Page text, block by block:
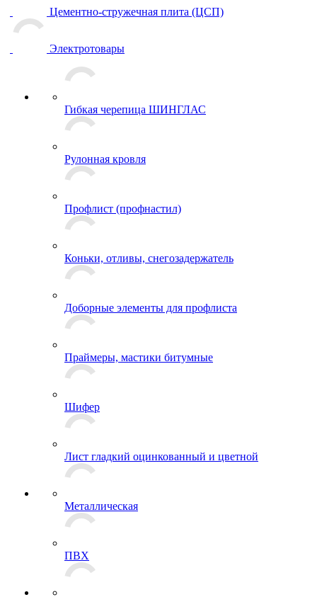
Цементно-стружечная плита (ЦСП)
Электротовары
Гибкая черепица ШИНГЛАС
Рулонная кровля
Профлист (профнастил)
Коньки, отливы, снегозадержатель
Доборные элементы для профлиста
Праймеры, мастики битумные
Шифер
Лист гладкий оцинкованный и цветной
Металлическая
ПВХ